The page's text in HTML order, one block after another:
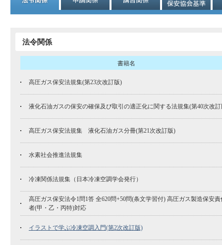
法令関係
書籍名
高圧ガス保安法規集(第23次改訂版)
液化石油ガスの保安の確保及び取引の適正化に関する法規集(第40次改
高圧ガス保安法規集 液化石油ガス分冊(第21次改訂版)
水素社会推進法規集
冷凍関係法規集（日本冷凍空調学会発行）
高圧ガス保安法令1問1答 全620問+50問(条文学習付) 高圧ガス製造保安責
者(甲・乙・丙特)対応
イラストで学ぶ冷凍空調入門(第2次改訂版)